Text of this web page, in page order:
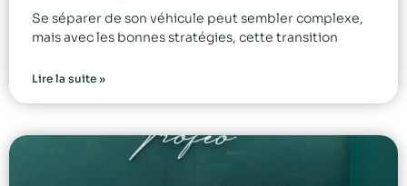
Se séparer de son véhicule peut sembler complexe,
mais avec les bonnes stratégies, cette transition
Lire la suite »